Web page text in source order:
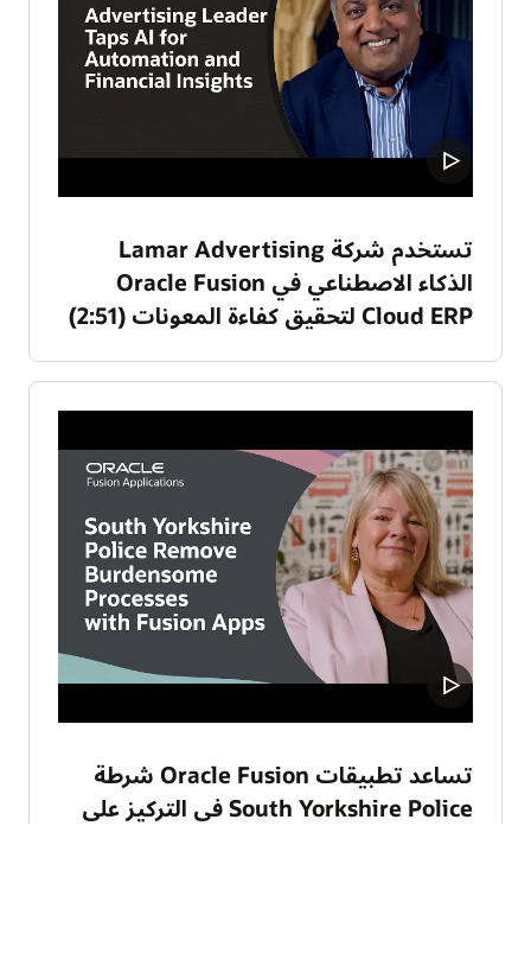
تستخدم شركة Lamar Advertising
الذكاء الاصطناعي في Oracle Fusion
Cloud ERP لتحقيق كفاءة المعونات (2:51)
تساعد تطبيقات Oracle Fusion شرطة
South Yorkshire Police في التركيز على